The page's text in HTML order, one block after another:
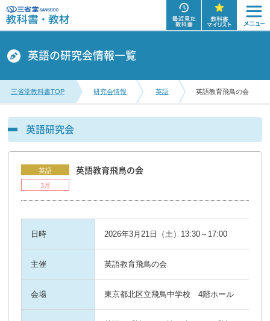
英語の研究会情報一覧
三省堂教科書TOP 研究会情報 英語 英語教育飛鳥の会
英語研究会
英語
3月
英語教育飛鳥の会
日時 2026年3月21日（土）13:30～17:00
主催 英語教育飛鳥の会
会場 東京都北区立飛鳥中学校 4階ホール